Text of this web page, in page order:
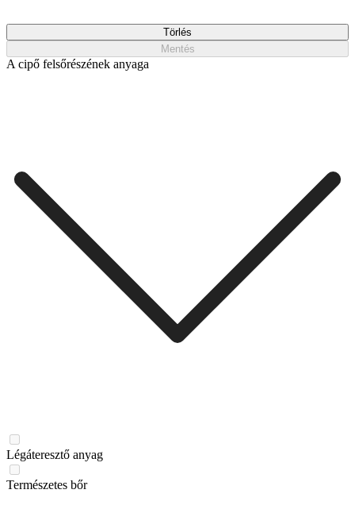
Törlés
Mentés
A cipő felsőrészének anyaga
Légáteresztő anyag
Természetes bőr